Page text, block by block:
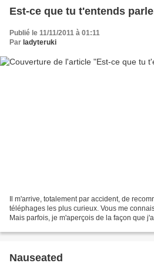
Est-ce que tu t'entends
Publié le 11/11/2011 à 01:11
Par ladyteruki
Il m'arrive, totalement par accident, de
téléphages les plus curieux. Vous me
Mais parfois, je m'aperçois de la façon que
Nauseated